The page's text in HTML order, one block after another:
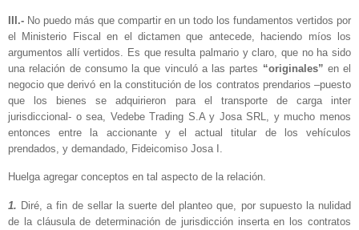
III.- No puedo más que compartir en un todo los fundamentos vertidos por
el Ministerio Fiscal en el dictamen que antecede, haciendo míos los
argumentos allí vertidos. Es que resulta palmario y claro, que no ha sido
una relación de consumo la que vinculó a las partes “originales” en el
negocio que derivó en la constitución de los contratos prendarios –puesto
que los bienes se adquirieron para el transporte de carga inter
jurisdiccional- o sea, Vedebe Trading S.A y Josa SRL, y mucho menos
entonces entre la accionante y el actual titular de los vehículos
prendados, y demandado, Fideicomiso Josa I.
Huelga agregar conceptos en tal aspecto de la relación.
1. Diré, a fin de sellar la suerte del planteo que, por supuesto la nulidad
de la cláusula de determinación de jurisdicción inserta en los contratos